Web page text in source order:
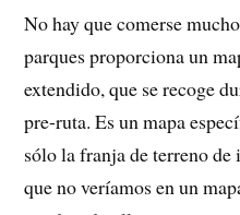
No hay que comerse
parques proporciona un
extendido, que se recoge
pre-ruta. Es un mapa
sólo la franja de terreno de
que no veríamos en un